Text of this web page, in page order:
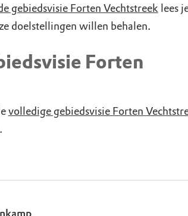
gebiedsvisie Forten Vechtstreeklees
doelstellingen willen behalen.
Forten
volledige gebiedsvisie Forten